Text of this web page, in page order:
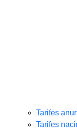
Tarifes
Tarifes